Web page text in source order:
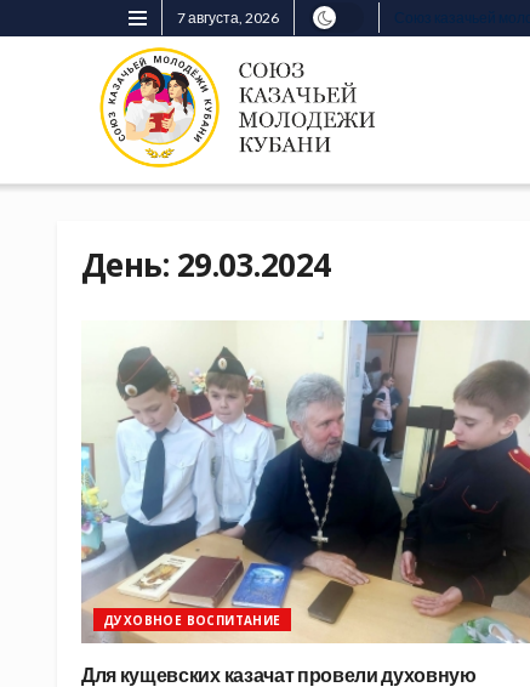
7 августа, 2026
День: 29.03.2024
ДУХОВНОЕ ВОСПИТАНИЕ
Для кущевских казачат провели духовную